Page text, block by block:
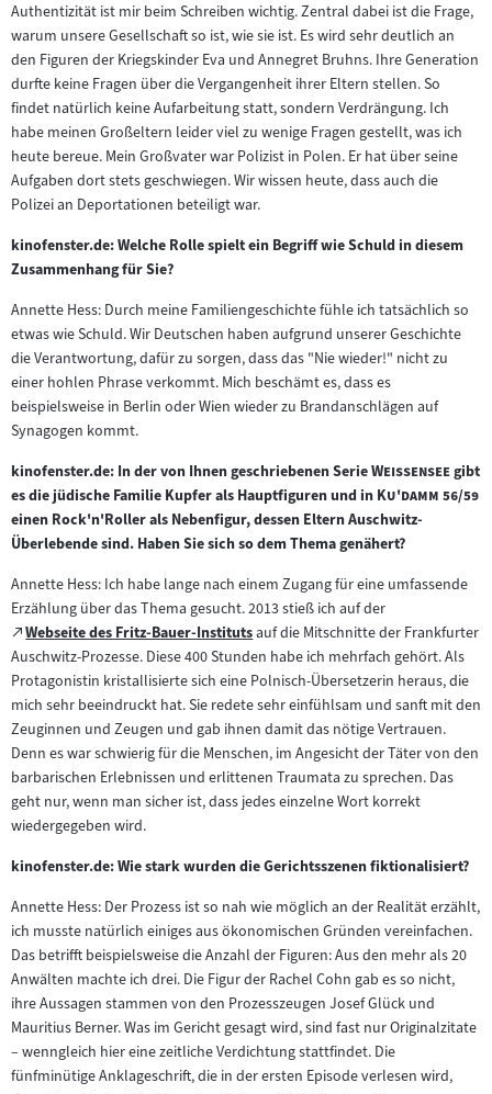
Authentizität ist mir beim Schreiben wichtig. Zentral dabei ist die Frage,
warum unsere Gesellschaft so ist, wie sie ist. Es wird sehr deutlich an
den Figuren der Kriegskinder Eva und Annegret Bruhns. Ihre Generation
durfte keine Fragen über die Vergangenheit ihrer Eltern stellen. So
findet natürlich keine Aufarbeitung statt, sondern Verdrängung. Ich
habe meinen Großeltern leider viel zu wenige Fragen gestellt, was ich
heute bereue. Mein Großvater war Polizist in Polen. Er hat über seine
Aufgaben dort stets geschwiegen. Wir wissen heute, dass auch die
Polizei an Deportationen beteiligt war.
kinofenster.de: Welche Rolle spielt ein Begriff wie Schuld in diesem
Zusammenhang für Sie?
Annette Hess: Durch meine Familiengeschichte fühle ich tatsächlich so
etwas wie Schuld. Wir Deutschen haben aufgrund unserer Geschichte
die Verantwortung, dafür zu sorgen, dass das "Nie wieder!" nicht zu
einer hohlen Phrase verkommt. Mich beschämt es, dass es
beispielsweise in Berlin oder Wien wieder zu Brandanschlägen auf
Synagogen kommt.
kinofenster.de: In der von Ihnen geschriebenen Serie"
Weissensee"gibt
es die jüdische Familie Kupfer als Hauptfiguren und in "
Ku'damm 56/59"
einen Rock'n'Roller als Nebenfigur, dessen Eltern Auschwitz-
Überlebende sind. Haben Sie sich so dem Thema genähert?
Annette Hess: Ich habe lange nach einem Zugang für eine umfassende
Erzählung über das Thema gesucht. 2013 stieß ich auf der
Zum
externen
Inhalt:
Webseite des Fritz-Bauer-Instituts
(öffnet
im
neuen
Tab)
auf die Mitschnitte der Frankfurter
Auschwitz-Prozesse. Diese 400 Stunden habe ich mehrfach gehört. Als
Protagonistin kristallisierte sich eine Polnisch-Übersetzerin heraus, die
mich sehr beeindruckt hat. Sie redete sehr einfühlsam und sanft mit den
Zeuginnen und Zeugen und gab ihnen damit das nötige Vertrauen.
Denn es war schwierig für die Menschen, im Angesicht der Täter von den
barbarischen Erlebnissen und erlittenen Traumata zu sprechen. Das
geht nur, wenn man sicher ist, dass jedes einzelne Wort korrekt
wiedergegeben wird.
kinofenster.de: Wie stark wurden die Gerichtsszenen fiktionalisiert?
Annette Hess: Der Prozess ist so nah wie möglich an der Realität erzählt,
ich musste natürlich einiges aus ökonomischen Gründen vereinfachen.
Das betrifft beispielsweise die Anzahl der Figuren: Aus den mehr als 20
Anwälten machte ich drei. Die Figur der Rachel Cohn gab es so nicht,
ihre Aussagen stammen von den Prozesszeugen Josef Glück und
Mauritius Berner. Was im Gericht gesagt wird, sind fast nur Originalzitate
– wenngleich hier eine zeitliche Verdichtung stattfindet. Die
fünfminütige Anklageschrift, die in der ersten Episode verlesen wird,